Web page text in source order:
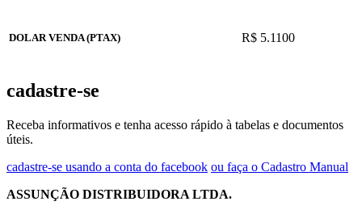
DOLAR VENDA (PTAX) R$ 5.1100
cadastre-se
Receba informativos e tenha acesso rápido à tabelas e documentos
úteis.
cadastre-se usando a conta do facebook ou faça o Cadastro Manual
ASSUNÇÃO DISTRIBUIDORA LTDA.